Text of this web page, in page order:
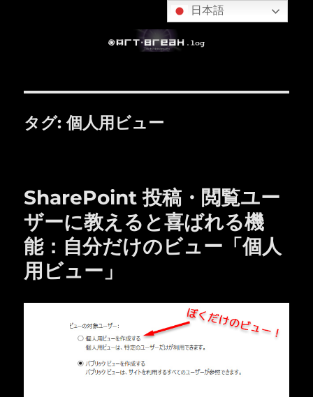
タグ:個人用ビュー
SharePoint 投稿・閲覧ユー
ザーに教えると喜ばれる機
能：自分だけのビュー「個人
用ビュー」
日本語